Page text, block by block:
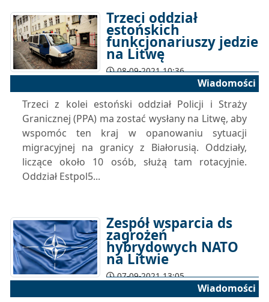
Trzeci oddział
estońskich
funkcjonariuszy jedzie
na Litwę
08-09-2021 10:36
Wiadomości
Trzeci z kolei estoński oddział Policji i Straży
Granicznej (PPA) ma zostać wysłany na Litwę, aby
wspomóc ten kraj w opanowaniu sytuacji
migracyjnej na granicy z Białorusią. Oddziały,
liczące około 10 osób, służą tam rotacyjnie.
Oddział Estpol5...
Zespół wsparcia ds
zagrożeń
hybrydowych NATO
na Litwie
07-09-2021 13:05
Wiadomości